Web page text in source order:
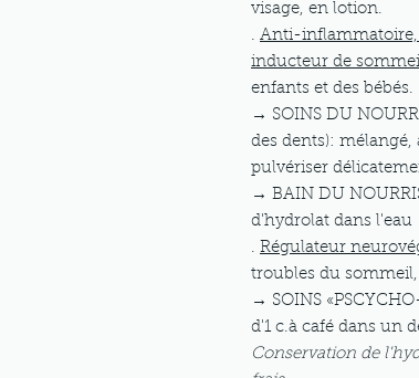
visage, en lotion.
. Anti-inflammatoire,
inducteur de
enfants et des bébés.
→ SOINS DU
des dents):
pulvériser
→ BAIN DU
d'hydrolat dans l'eau
. Régulateur
troubles du sommeil,
→ SOINS
d'1 c.à café dans un
Conservation de